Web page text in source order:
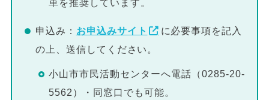
車を推奨しています。
申込み： お申込みサイト
に必要事項を記入
の上、送信してください。
小山市市民活動センターへ電話（0285-20-
5562）・同窓口でも可能。